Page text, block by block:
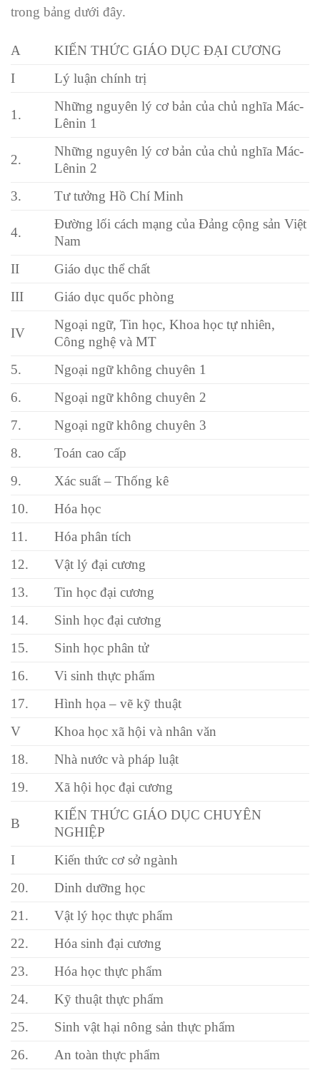
trong bảng dưới đây.
A
KIẾN THỨC GIÁO DỤC ĐẠI CƯƠNG
I
Lý luận chính trị
1.
Những nguyên lý cơ bản của chủ nghĩa Mác-
Lênin 1
2.
Những nguyên lý cơ bản của chủ nghĩa Mác-
Lênin 2
3.
Tư tưởng Hồ Chí Minh
4.
Đường lối cách mạng của Đảng cộng sản Việt
Nam
II
Giáo dục thể chất
III
Giáo dục quốc phòng
IV
Ngoại ngữ, Tin học, Khoa học tự nhiên,
Công nghệ và MT
5.
Ngoại ngữ không chuyên 1
6.
Ngoại ngữ không chuyên 2
7.
Ngoại ngữ không chuyên 3
8.
Toán cao cấp
9.
Xác suất – Thống kê
10.
Hóa học
11.
Hóa phân tích
12.
Vật lý đại cương
13.
Tin học đại cương
14.
Sinh học đại cương
15.
Sinh học phân tử
16.
Vi sinh thực phẩm
17.
Hình họa – vẽ kỹ thuật
V
Khoa học xã hội và nhân văn
18.
Nhà nước và pháp luật
19.
Xã hội học đại cương
B
KIẾN THỨC GIÁO DỤC CHUYÊN
NGHIỆP
I
Kiến thức cơ sở ngành
20.
Dinh dưỡng học
21.
Vật lý học thực phẩm
22.
Hóa sinh đại cương
23.
Hóa học thực phẩm
24.
Kỹ thuật thực phẩm
25.
Sinh vật hại nông sản thực phẩm
26.
An toàn thực phẩm